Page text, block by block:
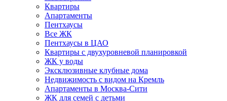
Квартиры
Апартаменты
Пентхаусы
Все ЖК
Пентхаусы в ЦАО
Квартиры с двухуровневой планировкой
ЖК у воды
Эксклюзивные клубные дома
Недвижимость с видом на Кремль
Апартаменты в Москва-Сити
ЖК для семей с детьми